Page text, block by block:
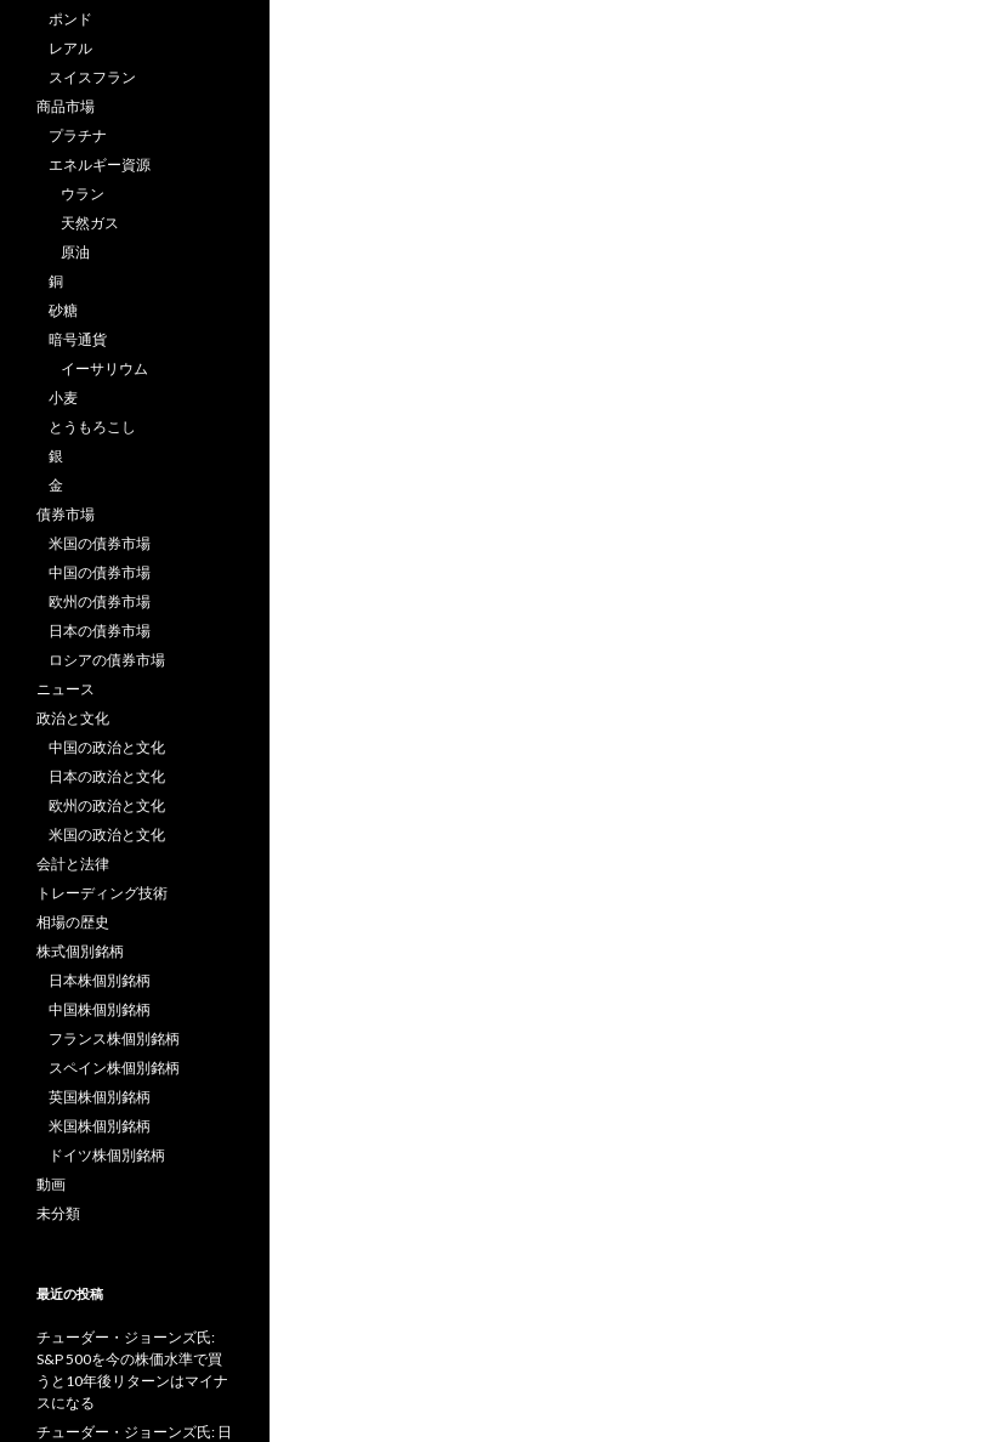
ポンド
レアル
スイスフラン
商品市場
プラチナ
エネルギー資源
ウラン
天然ガス
原油
銅
砂糖
暗号通貨
イーサリウム
小麦
とうもろこし
銀
金
債券市場
米国の債券市場
中国の債券市場
欧州の債券市場
日本の債券市場
ロシアの債券市場
ニュース
政治と文化
中国の政治と文化
日本の政治と文化
欧州の政治と文化
米国の政治と文化
会計と法律
トレーディング技術
相場の歴史
株式個別銘柄
日本株個別銘柄
中国株個別銘柄
フランス株個別銘柄
スペイン株個別銘柄
英国株個別銘柄
米国株個別銘柄
ドイツ株個別銘柄
動画
未分類
最近の投稿
チューダー・ジョーンズ氏:
S&P 500を今の株価水準で買
うと10年後リターンはマイナ
スになる
チューダー・ジョーンズ氏: 日